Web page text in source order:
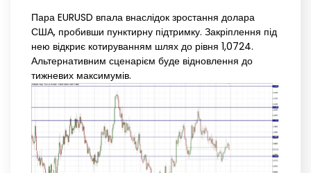
Пара EURUSD впала внаслідок зростання долара
США, пробивши пунктирну підтримку. Закріплення під
нею відкриє котируванням шлях до рівня 1,0724.
Альтернативним сценарієм буде відновлення до
тижневих максимумів.